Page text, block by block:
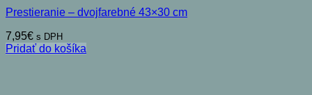
Prestieranie – dvojfarebné 43×30 cm
7,95€ s DPH
Pridať do košíka